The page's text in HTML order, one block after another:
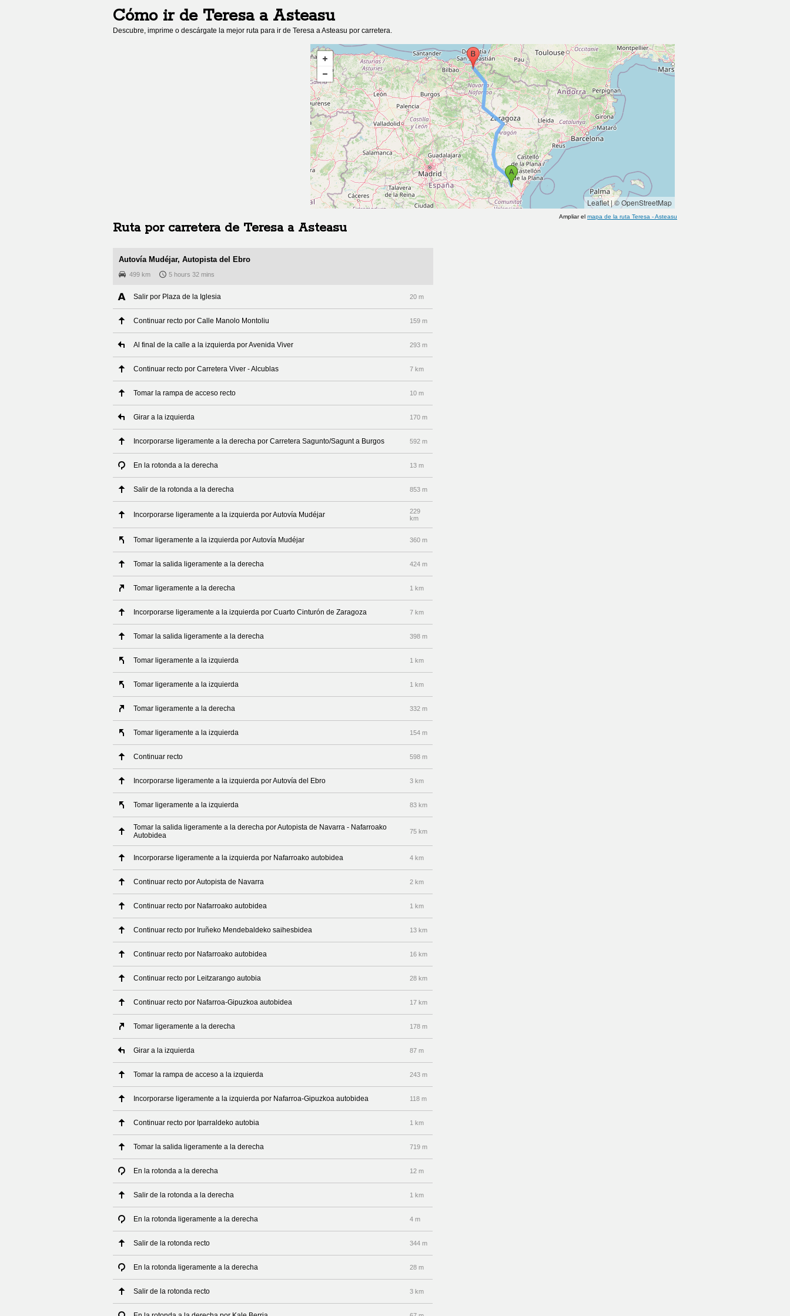
Cómo ir de Teresaa Asteasu
Descubre, imprime o descárgate la mejor ruta para ir de Teresa aAsteasu por carretera.
Leaflet|© OpenStreetMap
Ampliar el mapa de la ruta Teresa -Asteasu
Ruta por carretera de Teresaa Asteasu
Autovía Mudéjar, Autopista del Ebro
499 km 5 hours 32 mins
Salir por Plaza de la Iglesia 20 m
Continuar recto por Calle Manolo Montoliu 159 m
Al final de la calle a la izquierda por Avenida Viver 293 m
Continuar recto por Carretera Viver - Alcublas 7 km
Tomar la rampa de acceso recto 10 m
Girar a la izquierda 170 m
Incorporarse ligeramente a la derecha por Carretera Sagunto/Sagunt a Burgos 592 m
En la rotonda a la derecha 13 m
Salir de la rotonda a la derecha 853 m
Incorporarse ligeramente a la izquierda por Autovía Mudéjar
229
km
Tomar ligeramente a la izquierda por Autovía Mudéjar 360 m
Tomar la salida ligeramente a la derecha 424 m
Tomar ligeramente a la derecha 1 km
Incorporarse ligeramente a la izquierda por Cuarto Cinturón de Zaragoza 7 km
Tomar la salida ligeramente a la derecha 398 m
Tomar ligeramente a la izquierda 1 km
Tomar ligeramente a la izquierda 1 km
Tomar ligeramente a la derecha 332 m
Tomar ligeramente a la izquierda 154 m
Continuar recto 598 m
Incorporarse ligeramente a la izquierda por Autovía del Ebro 3 km
Tomar ligeramente a la izquierda 83 km
Tomar la salida ligeramente a la derecha por Autopista de Navarra - Nafarroako
Autobidea
75 km
Incorporarse ligeramente a la izquierda por Nafarroako autobidea 4 km
Continuar recto por Autopista de Navarra 2 km
Continuar recto por Nafarroako autobidea 1 km
Continuar recto por Iruñeko Mendebaldeko saihesbidea 13 km
Continuar recto por Nafarroako autobidea 16 km
Continuar recto por Leitzarango autobia 28 km
Continuar recto por Nafarroa-Gipuzkoa autobidea 17 km
Tomar ligeramente a la derecha 178 m
Girar a la izquierda 87 m
Tomar la rampa de acceso a la izquierda 243 m
Incorporarse ligeramente a la izquierda por Nafarroa-Gipuzkoa autobidea 118 m
Continuar recto por Iparraldeko autobia 1 km
Tomar la salida ligeramente a la derecha 719 m
En la rotonda a la derecha 12 m
Salir de la rotonda a la derecha 1 km
En la rotonda ligeramente a la derecha 4 m
Salir de la rotonda recto 344 m
En la rotonda ligeramente a la derecha 28 m
Salir de la rotonda recto 3 km